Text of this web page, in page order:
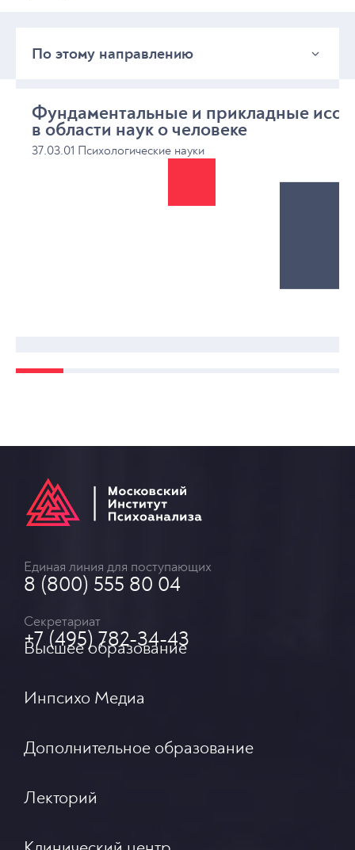
По этому направлению
По этому направлению
Другие направления
Фундаментальные и прикладные
в области наук о человеке
37.03.01 Психологические науки
Единая линия для поступающих
8 (800) 555 80 04
Секретариат
+7 (495) 782-34-43
Высшее образование
Инпсихо Медиа
Дополнительное образование
Лекторий